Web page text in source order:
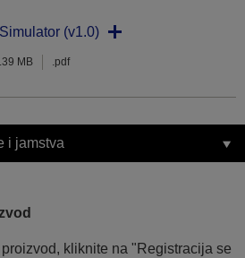
(v1.0)
MB .pdf
i jamstva
kliknite na "Registracija se